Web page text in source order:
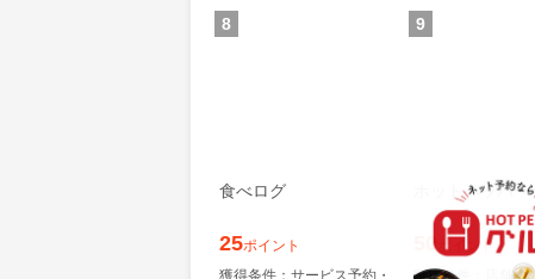
食べログ
8
25ポイント
獲得条件：サービス予約・
ホットペッパー
9
50 ポイント
獲得条件：店舗へ